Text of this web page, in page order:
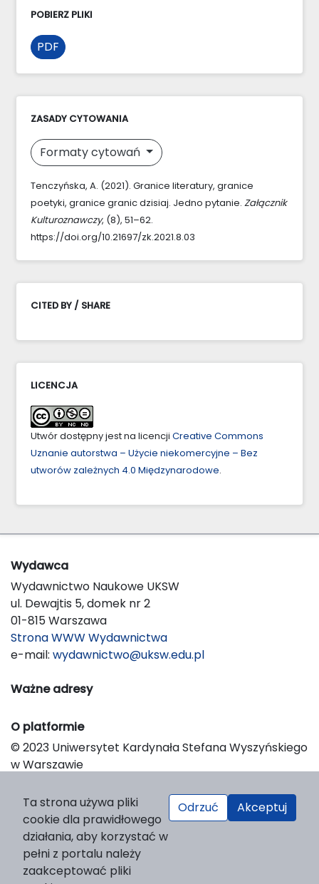
POBIERZ PLIKI
PDF
ZASADY CYTOWANIA
Formaty cytowań
Tenczyńska, A. (2021). Granice literatury, granice
poetyki, granice granic dzisiaj. Jedno pytanie. Załącznik
Kulturoznawczy, (8), 51–62.
https://doi.org/10.21697/zk.2021.8.03
CITED BY / SHARE
LICENCJA
Utwór dostępny jest na licencji Creative Commons
Uznanie autorstwa – Użycie niekomercyjne – Bez
utworów zależnych 4.0 Międzynarodowe.
Wydawca
Wydawnictwo Naukowe UKSW
ul. Dewajtis 5, domek nr 2
01-815 Warszawa
Strona WWW Wydawnictwa
e-mail: wydawnictwo@uksw.edu.pl
Ważne adresy
O platformie
© 2023 Uniwersytet Kardynała Stefana Wyszyńskiego
w Warszawie
Platform & Workflow by OJS/PKP
Ta strona używa pliki
cookie dla prawidłowego
działania, aby korzystać w
pełni z portalu należy
zaakceptować pliki
Odrzuć Akceptuj